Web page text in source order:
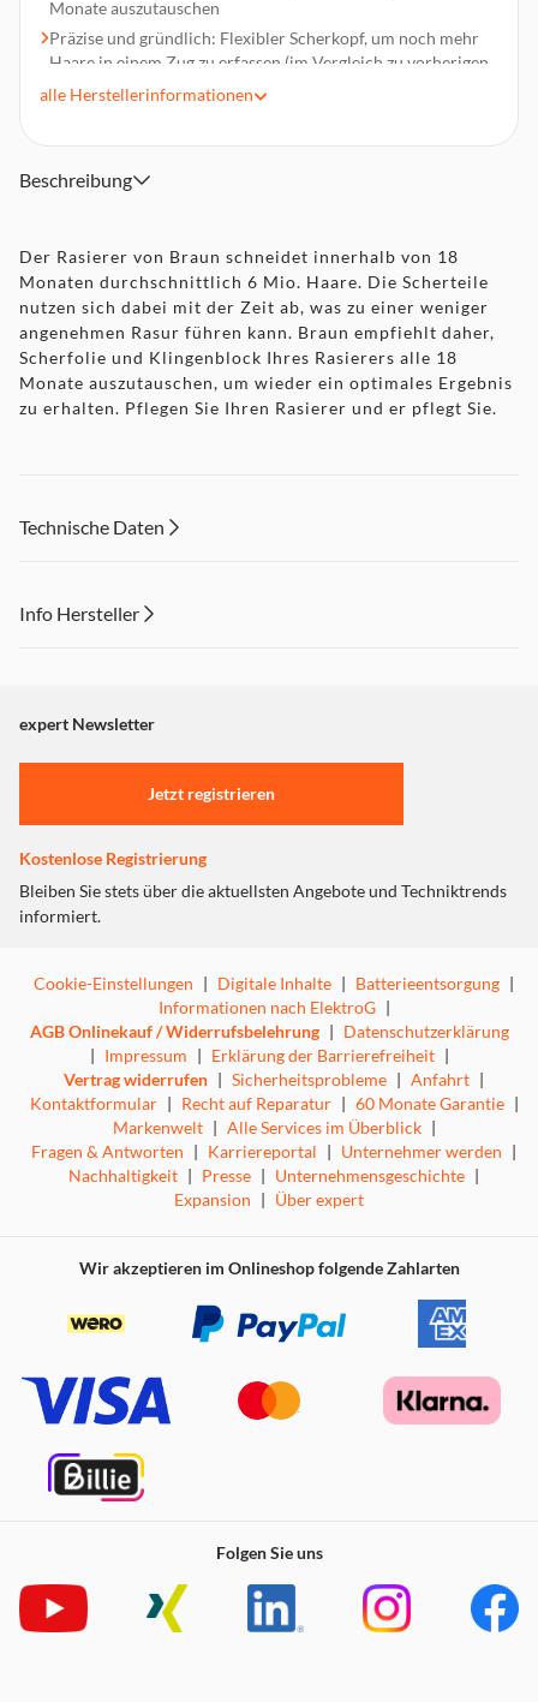
Monate auszutauschen
Präzise und gründlich: Flexibler Scherkopf, um noch mehr
Haare in einem Zug zu erfassen (im Vergleich zu vorherigen
Series 3 Modellen. An 3-Tage-Bärten getestet)
Einfacher Austausch: Wechseln Sie den Scherkopf, indem Sie
ihn einfach einklicken
Deutschland hergestellt und kompatibel mit elektrischen
Rasierern der Series 3 ProSkin
alle Herstellerinformationen
Beschreibung
Der Rasierer von Braun schneidet innerhalb von 18
Monaten durchschnittlich 6 Mio. Haare. Die Scherteile
nutzen sich dabei mit der Zeit ab, was zu einer weniger
angenehmen Rasur führen kann. Braun empfiehlt daher,
Scherfolie und Klingenblock Ihres Rasierers alle 18
Monate auszutauschen, um wieder ein optimales Ergebnis
zu erhalten. Pflegen Sie Ihren Rasierer und er pflegt Sie.
Technische Daten
Info Hersteller
"Marketing".
Einstellungen anpassen
expert Newsletter
Jetzt registrieren
Kostenlose Registrierung
Bleiben Sie stets über die aktuellsten Angebote und Techniktrends
informiert.
Cookie-Einstellungen | Digitale Inhalte | Batterieentsorgung |
Informationen nach ElektroG |
AGB Onlinekauf / Widerrufsbelehrung | Datenschutzerklärung
| Impressum | Erklärung der Barrierefreiheit |
Vertrag widerrufen | Sicherheitsprobleme | Anfahrt |
Kontaktformular | Recht auf Reparatur | 60 Monate Garantie |
Markenwelt | Alle Services im Überblick |
Fragen & Antworten | Karriereportal | Unternehmer werden |
Nachhaltigkeit | Presse | Unternehmensgeschichte |
Expansion | Über expert
Wir akzeptieren im Onlineshop folgende Zahlarten
Folgen Sie uns